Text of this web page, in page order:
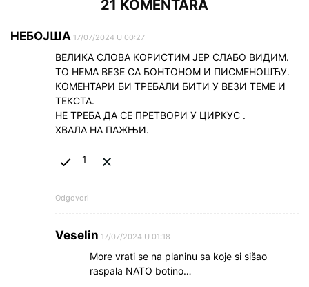
21 KOMENTARA
НЕБОЈША 17/07/2024 U 00:27
ВЕЛИКА СЛОВА КОРИСТИМ ЈЕР СЛАБО ВИДИМ.
ТО НЕМА ВЕЗЕ СА БОНТОНОМ И ПИСМЕНОШЋУ.
КОМЕНТАРИ БИ ТРЕБАЛИ БИТИ У ВЕЗИ ТЕМЕ И
ТЕКСТА.
НЕ ТРЕБА ДА СЕ ПРЕТВОРИ У ЦИРКУС .
ХВАЛА НА ПАЖЊИ.
1
Odgovori
Veselin 17/07/2024 U 01:18
More vrati se na planinu sa koje si sišao
raspala NATO botino…